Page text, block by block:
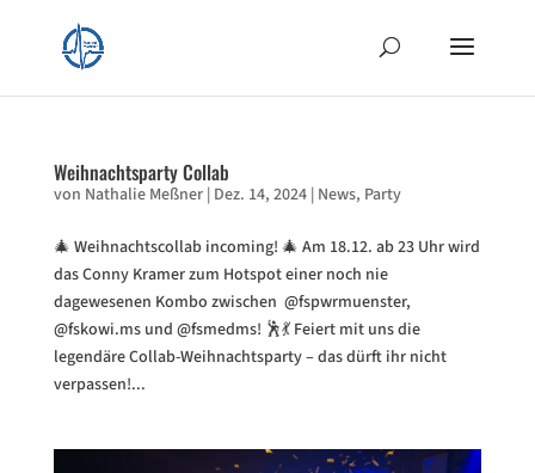
Weihnachtsparty Collab
von Nathalie Meßner| Dez. 14, 2024| News, Party
🎄 Weihnachtscollab incoming! 🎄 Am 18.12. ab 23 Uhr wird
das Conny Kramer zum Hotspot einer noch nie
dagewesenen Kombo zwischen @fspwrmuenster,
@fskowi.ms und @fsmedms! 🕺💃 Feiert mit uns die
legendäre Collab-Weihnachtsparty – das dürft ihr nicht
verpassen!...